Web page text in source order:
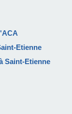
Etienne
Saint-Etienne